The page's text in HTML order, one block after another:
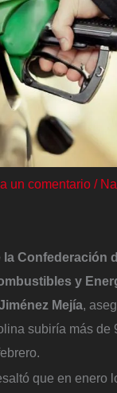
un comentario /
la Confederación
y
Mejía,
subiría más de
que en enero